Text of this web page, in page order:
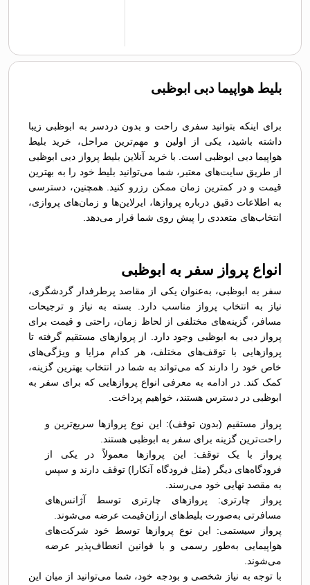
بلیط هواپیما دبی ابوظبی
برای اینکه بتوانید سفری راحت و بدون دردسر به ابوظبی زیبا
داشته باشید، یکی از اولین و مهم‌ترین مراحل، خرید بلیط
هواپیما دبی ابوظبی است. با خرید آنلاین بلیط پرواز دبی ابوظبی
از طریق سایت‌های معتبر، شما می‌توانید بلیط خود را به بهترین
قیمت و در کمترین زمان ممکن رزرو کنید. همچنین، دسترسی
به اطلاعات دقیق درباره پروازها، ایرلاین‌ها و زمان‌های پروازی،
انتخاب‌های متعددی را پیش روی شما قرار می‌دهد.
انواع پرواز سفر به ابوظبی
سفر به ابوظبی، به‌عنوان یکی از مقاصد پرطرفدار گردشگری،
نیاز به انتخاب پرواز مناسب دارد. بسته به نیاز و ترجیحات
مسافر، گزینه‌های مختلفی از لحاظ زمان، راحتی و قیمت برای
پرواز دبی به ابوظبی وجود دارد. از پروازهای مستقیم گرفته تا
پروازهایی با توقف‌های مختلف، هر کدام مزایا و ویژگی‌های
خاص خود را دارند که می‌تواند به شما در انتخاب بهترین گزینه،
کمک کند. در ادامه به معرفی انواع پروازهایی که برای سفر به
ابوظبی در دسترس هستند، خواهیم پرداخت.
پرواز مستقیم (بدون توقف): این نوع پروازها سریع‌ترین و
راحت‌ترین گزینه برای سفر به ابوظبی هستند.
پرواز با یک توقف: این پروازها معمولاً در یکی از
فرودگاه‌های دیگر (مثل فرودگاه آنکارا) توقف دارند و سپس
به مقصد نهایی خود می‌رسند.
پرواز چارتری: پروازهای چارتری توسط آژانس‌های
مسافرتی به‌صورت بلیط‌های ارزان‌قیمت عرضه می‌شوند.
پرواز سیستمی: این نوع پروازها توسط خود شرکت‌های
هواپیمایی به‌طور رسمی و با قوانین انعطاف‌پذیر عرضه
می‌شوند.
با توجه به نیاز شخصی و بودجه خود، شما می‌توانید از میان این